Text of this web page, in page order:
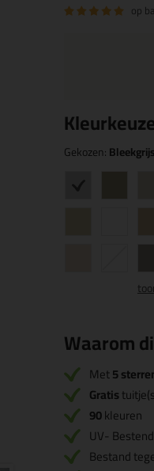
op
Kleur
Gekozen:
Waarom
Met5
Gratis
90kleuren
UV-
Bestand